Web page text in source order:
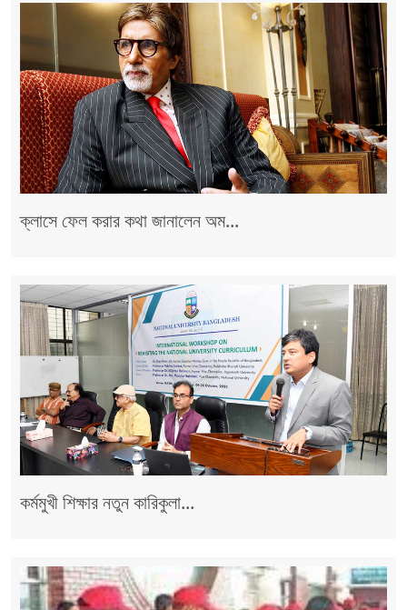
ক্লাসে ফেল করার কথা জানালেন অম...
কর্মমুখী শিক্ষার নতুন কারিকুলা...